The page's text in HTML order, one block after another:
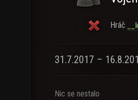
Hráč
31.7.2017 –
Nic se nestalo